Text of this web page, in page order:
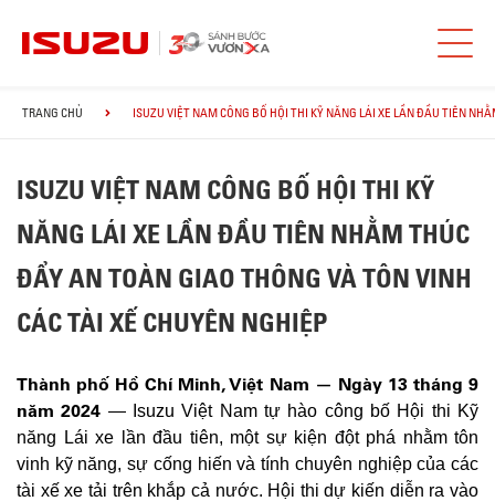
TRANG CHỦ ISUZU VIỆT NAM CÔNG BỐ HỘI THI KỸ NĂNG LÁI XE LẦN ĐẦU TIÊN
ISUZU VIỆT NAM CÔNG BỐ HỘI THI KỸ
NĂNG LÁI XE LẦN ĐẦU TIÊN NHẰM THÚC
ĐẨY AN TOÀN GIAO THÔNG VÀ TÔN VINH
CÁC TÀI XẾ CHUYÊN NGHIỆP
Thành phố Hồ Chí Minh, Việt Nam — Ngày 13 tháng 9
năm 2024 — Isuzu Việt Nam tự hào công bố Hội thi Kỹ
năng Lái xe lần đầu tiên, một sự kiện đột phá nhằm tôn
vinh kỹ năng, sự cống hiến và tính chuyên nghiệp của các
tài xế xe tải trên khắp cả nước. Hội thi dự kiến diễn ra vào